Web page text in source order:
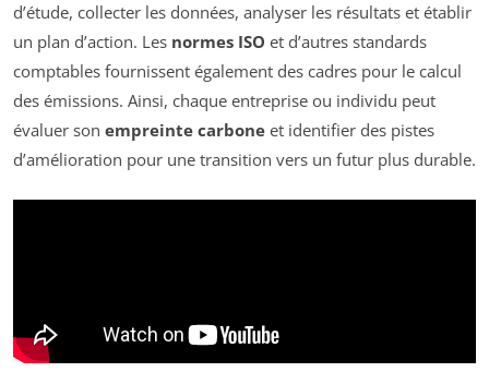
d’étude, collecter les données, analyser les résultats et établir
un plan d’action. Les normes ISO et d’autres standards
comptables fournissent également des cadres pour le calcul
des émissions. Ainsi, chaque entreprise ou individu peut
évaluer son empreinte carbone et identifier des pistes
d’amélioration pour une transition vers un futur plus durable.